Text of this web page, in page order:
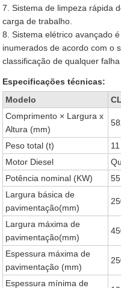
7. Sistema de limpeza rápida
carga de trabalho.
8. Sistema elétrico avançado
inumerados de acordo com o
classificação de qualquer falha
Especificações técnicas:
Modelo
Comprimento × Largura x
Altura (mm)
Peso total (t)
11
Motor Diesel
Potência nominal (KW)
55
Largura básica de
pavimentação(mm)
Largura máxima de
pavimentação(mm)
Espessura máxima de
pavimentação (mm)
Espessura mínima de